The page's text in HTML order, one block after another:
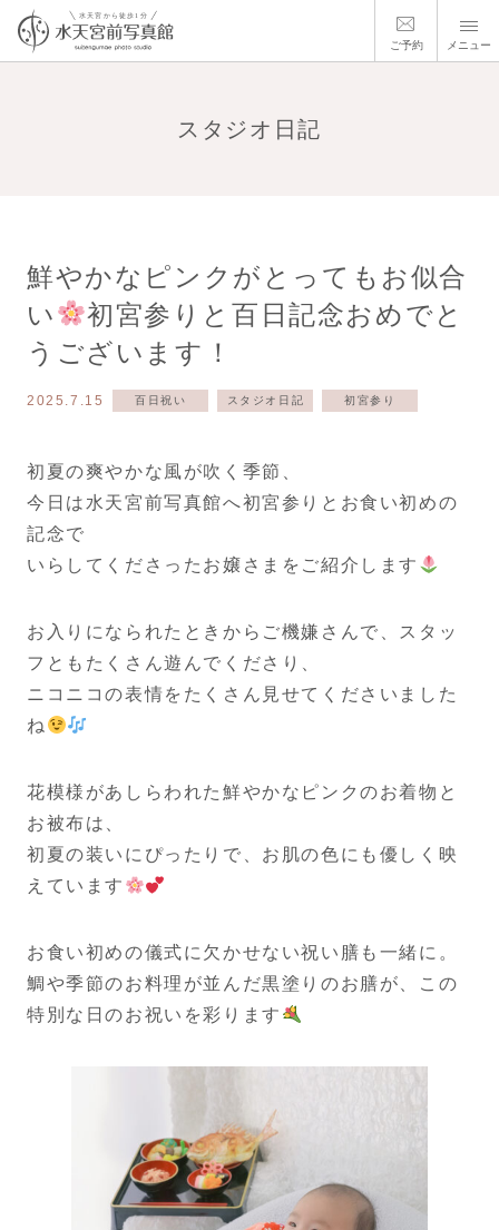
ご予約 メニュー
スタジオ日記
鮮やかなピンクがとってもお似合
い
初宮参りと百日記念おめでと
うございます！
2025.7.15 百日祝い スタジオ日記 初宮参り
初夏の爽やかな風が吹く季節、
今日は水天宮前写真館へ初宮参りとお食い初めの
記念で
いらしてくださったお嬢さまをご紹介します
お入りになられたときからご機嫌さんで、スタッ
フともたくさん遊んでくださり、
ニコニコの表情をたくさん見せてくださいました
ね
花模様があしらわれた鮮やかなピンクのお着物と
お被布は、
初夏の装いにぴったりで、お肌の色にも優しく映
えています
お食い初めの儀式に欠かせない祝い膳も一緒に。
鯛や季節のお料理が並んだ黒塗りのお膳が、この
特別な日のお祝いを彩ります